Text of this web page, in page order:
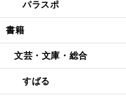
パラスポ
書籍
文芸・文庫・総合
すばる